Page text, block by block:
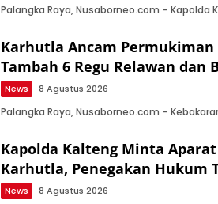
Palangka Raya, Nusaborneo.com –
Karhutla Ancam Permukiman
Tambah 6 Regu Relawan dan
News 8 Agustus 2026
Palangka Raya, Nusaborneo.com –
Kapolda Kalteng Minta
Karhutla, Penegakan Hukum
News 8 Agustus 2026